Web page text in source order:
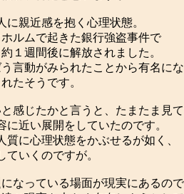
親近感を抱く心理状態。
ルムで起きた銀行強盗事件で
１週間後に解放されました。
言動がみられたことから有名にな
たそうです。
感じたかと言うと、たまたま見
に近い展開をしていたのです。
質に心理状態をかぶせるが如く、
ていくのですが。
っている場面が現実にあるので